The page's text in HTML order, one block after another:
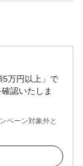
5万円以上」で
認いたしま
ペーン対象外と